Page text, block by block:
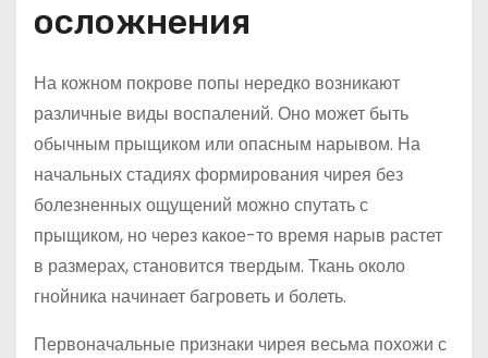
осложнения
На кожном покрове попы нередко возникают
различные виды воспалений. Оно может быть
обычным прыщиком или опасным нарывом. На
начальных стадиях формирования чирея без
болезненных ощущений можно спутать с
прыщиком, но через какое-то время нарыв растет
в размерах, становится твердым. Ткань около
гнойника начинает багроветь и болеть.
Первоначальные признаки чирея весьма похожи с